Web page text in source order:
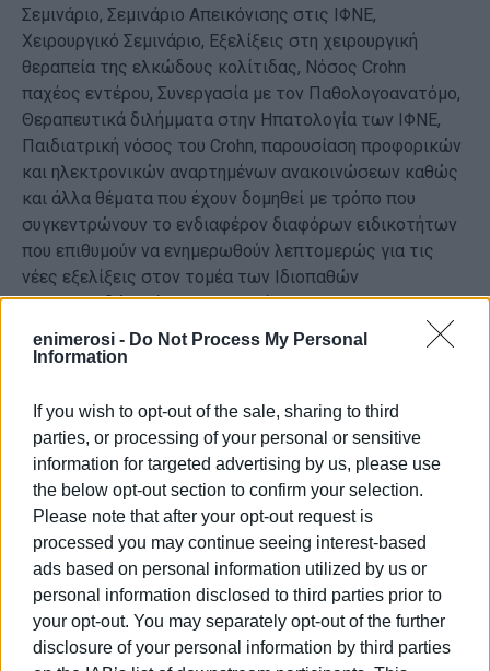
enimerosi - Do Not Process My Personal
Information
If you wish to opt-out of the sale, sharing to third
parties, or processing of your personal or sensitive
information for targeted advertising by us, please use
the below opt-out section to confirm your selection.
Please note that after your opt-out request is
processed you may continue seeing interest-based
ads based on personal information utilized by us or
personal information disclosed to third parties prior to
your opt-out. You may separately opt-out of the further
disclosure of your personal information by third parties
Σεμινάριο, Σεμινάριο Απεικόνισης στις ΙΦΝΕ,
Χειρουργικό Σεμινάριο, Εξελίξεις στη χειρουργική
θεραπεία της ελκώδους κολίτιδας, Nόσος Crohn
παχέος εντέρου, Συνεργασία με τον Παθολογοανατόμο,
Θεραπευτικά διλήμματα στην Ηπατολογία των ΙΦΝΕ,
Παιδιατρική νόσος του Crohn, παρουσίαση προφορικών
και ηλεκτρονικών αναρτημένων ανακοινώσεων καθώς
και άλλα θέματα που έχουν δομηθεί με τρόπο που
συγκεντρώνουν το ενδιαφέρον διαφόρων ειδικοτήτων
που επιθυμούν να ενημερωθούν λεπτομερώς για τις
νέες εξελίξεις στον τομέα των Ιδιοπαθών
Φλεγμονωδών Νόσων του Εντέρου.
Η Τελετή Έναρξης του Συνεδρίου θα πραγματοποιηθεί
προσκεκλημένο ομιλητή τον Καθηγητή & Επιστημονικό
Διευθυντή του Severo Ochoa –IS Global Ινστιτούτο
Παγκόσμιας Υγείας της Βαρκελώνης (ISGlobal), Μανώλη
Κογεβίνα.
«Η επίδραση του περιβάλλοντος και της κλιματικής
αλλαγής στα λοιμώδη και χρόνια νοσήματα»
Η συμμετοχή των μελών του Ιατρικού Συλλόγου
Κέρκυρας στις εργασίες θα είναι δωρεάν και θα γίνεται
δεκτή στη γραμματεία του συνεδρίου καθ όλη τη